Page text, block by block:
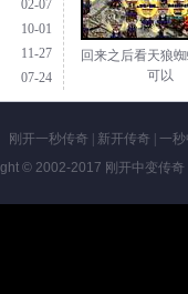
02-07
10-01
11-27
07-24
回来之后看天狼
可以
刚开一秒传奇 新开传奇
一
© 2002-2017 刚开中变传奇